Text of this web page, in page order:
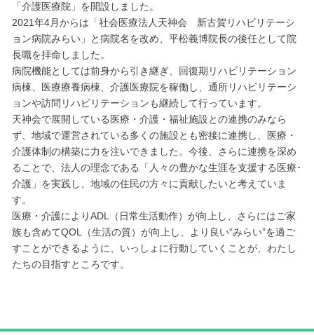
「介護医療院」を開設しました。
2021年4月からは「社会医療法人天神会 新古賀リハビリテーシ
ョン病院みらい」と病院名を改め、平松義博院長の後任として院
長職を拝命しました。
病院機能としては前身から引き継ぎ、回復期リハビリテーション
病棟、医療療養病棟、介護医療院を稼働し、通所リハビリテーシ
ョンや訪問リハビリテーションも継続して行っています。
天神会で展開している医療・介護・福祉施設との連携のみなら
ず、地域で運営されている多くの施設とも密接に連携し、医療・
介護体制の構築に力を注いできました。今後、さらに連携を深め
ることで、法人の理念である「人々の豊かな生涯を支援する医療･
介護」を実践し、地域の住民の方々に貢献したいと考えていま
す。
医療・介護によりADL（日常生活動作）が向上し、さらにはご家
族も含めてQOL（生活の質）が向上し、より良い“みらい”を過ご
すことができるように、いっしょに行動していくことが、わたし
たちの目指すところです。